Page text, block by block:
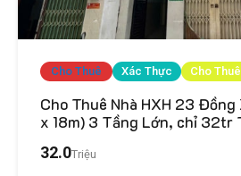
Cho Thuê Xác Thực Cho
Cho Thuê Nhà HXH 23 Đồng
x 18m) 3 Tầng Lớn, chỉ 32tr
32.0Triệu